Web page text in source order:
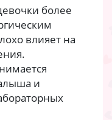
более
влияет на
и